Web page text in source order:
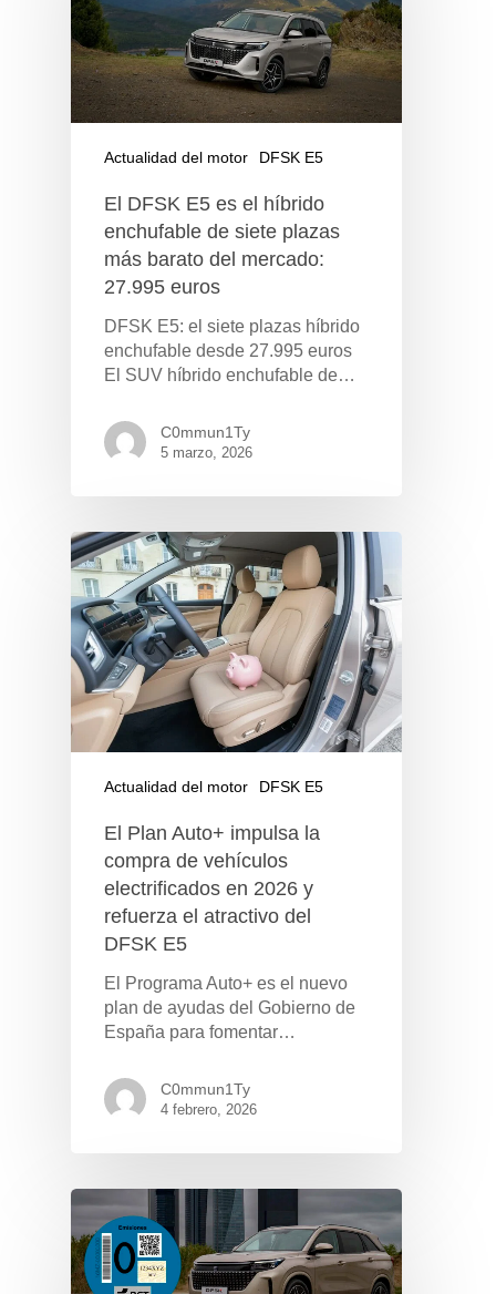
Actualidad del motor DFSK E5
El DFSK E5 es el híbrido
enchufable de siete plazas
más barato del mercado:
27.995 euros
DFSK E5: el siete plazas híbrido
enchufable desde 27.995 euros
El SUV híbrido enchufable de…
C0mmun1Ty
5 marzo, 2026
Actualidad del motor DFSK E5
El Plan Auto+ impulsa la
compra de vehículos
electrificados en 2026 y
refuerza el atractivo del
DFSK E5
El Programa Auto+ es el nuevo
plan de ayudas del Gobierno de
España para fomentar…
C0mmun1Ty
4 febrero, 2026